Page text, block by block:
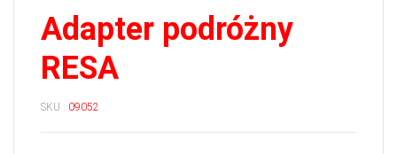
Adapter podróżny
RESA
SKU : 09052